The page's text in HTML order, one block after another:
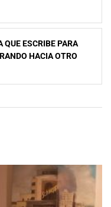
ESCRIBE PARA
HACIA OTRO